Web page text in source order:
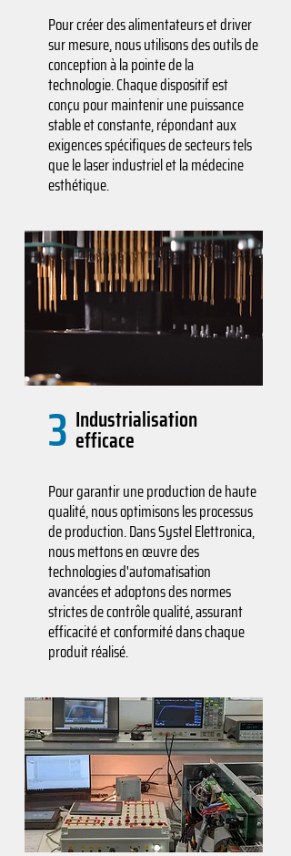
Pour créer des alimentateurs et driver
sur mesure, nous utilisons des outils de
conception à la pointe de la
technologie. Chaque dispositif est
conçu pour maintenir une puissance
stable et constante, répondant aux
exigences spécifiques de secteurs tels
que le laser industriel et la médecine
esthétique.
3 Industrialisation
efficace
Pour garantir une production de haute
qualité, nous optimisons les processus
de production. Dans Systel Elettronica,
nous mettons en œuvre des
technologies d'automatisation
avancées et adoptons des normes
strictes de contrôle qualité, assurant
efficacité et conformité dans chaque
produit réalisé.